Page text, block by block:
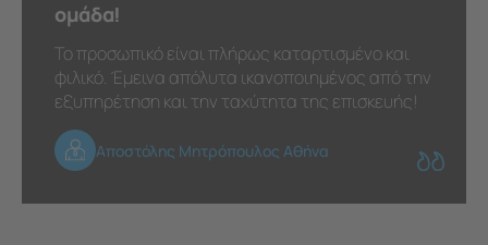
ομάδα!
Το προσωπικό είναι πλήρως καταρτισμένο και
φιλικό. Έμεινα απόλυτα ικανοποιημένος από την
εξυπηρέτηση και την ταχύτητα της επισκευής!
Αποστόλης Μητρόπουλος Αθήνα